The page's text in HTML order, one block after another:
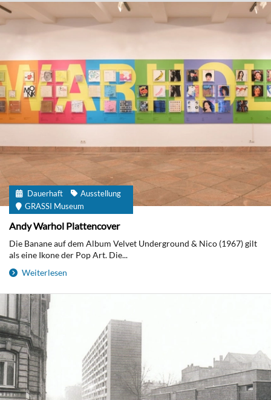
Dauerhaft
Ausstellung
GRASSI Museum
Andy Warhol Plattencover
Die Banane auf dem Album Velvet Underground & Nico (1967) gilt
als eine Ikone der Pop Art. Die...
Weiterlesen